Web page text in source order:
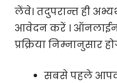
लेंवे। तदुपरान्त ही
आवेदन करें ।
प्रक्रिया निम्नानुसार
सबसे पहले